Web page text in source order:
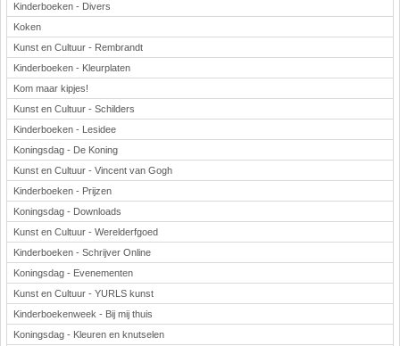
Kinderboeken - Divers
Koken
Kunst en Cultuur - Rembrandt
Kinderboeken - Kleurplaten
Kom maar kipjes!
Kunst en Cultuur - Schilders
Kinderboeken - Lesidee
Koningsdag - De Koning
Kunst en Cultuur - Vincent van Gogh
Kinderboeken - Prijzen
Koningsdag - Downloads
Kunst en Cultuur - Werelderfgoed
Kinderboeken - Schrijver Online
Koningsdag - Evenementen
Kunst en Cultuur - YURLS kunst
Kinderboekenweek - Bij mij thuis
Koningsdag - Kleuren en knutselen